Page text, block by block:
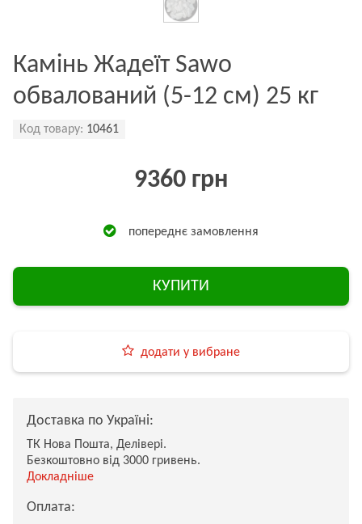
Камінь Жадеїт Sawo
обвалований (5-12 см) 25 кг
Код товару: 10461
9360 грн
попереднє замовлення
КУПИТИ
додати у вибране
Доставка по Україні:
ТК Нова Пошта, Делівері.
Безкоштовно від 3000 гривень.
Докладніше
Оплата: